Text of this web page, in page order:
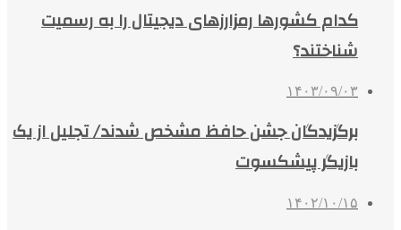
کدام کشورها رمزارزهای دیجیتال را به رسمیت
شناختند؟
۱۴۰۳/۰۹/۰۳
برگزیدگان جشن حافظ مشخص شدند/ تجلیل از یک
بازیگر پیشکسوت
۱۴۰۲/۱۰/۱۵